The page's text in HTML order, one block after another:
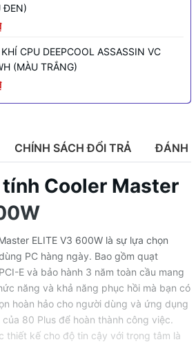
ĐEN)
CPU DEEPCOOL ASSASSIN VC
(MÀU TRẮNG)
CHÍNH SÁCH ĐỔI TRẢ ĐÁNH
Cooler Master
ELITE V3 600W là sự lựa chọn
PC hàng ngày. Bao gồm quạt
E và bảo hành 3 năm toàn cầu mang
năng và khả năng phục hồi mà bạn có
hoàn hảo cho người dùng và ứng dụng
80 Plus để hoàn thành công việc.
thiết kế cho độ tin cậy với trọng tâm là